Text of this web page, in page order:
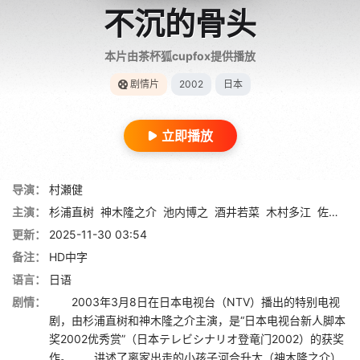
不沉的骨头
本片由茶杯狐cupfox提供播放
剧情片 2002 日本
立即播放
导演：
村瀬健
主演：
杉浦直树 神木隆之介 池内博之 酒井若菜 木村多江 佐伯直之
更新：
2025-11-30 03:54
备注：
HD中字
语言：
日语
剧情：
2003年3月8日在日本电视台（NTV）播出的特别电视
剧，由杉浦直树和神木隆之介主演，是“日本电视台新人脚本
奖2002优秀赏”（日本テレビシナリオ登竜门2002）的获奖
作。 讲述了离家出走的小孩子河合升太（神木隆之介）